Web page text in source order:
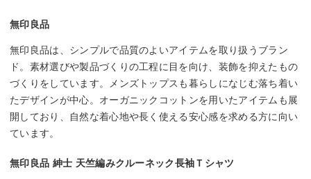
無印良品
無印良品は、シンプルで品質のよいアイテムを取り扱うブラン
ド。素材選びや製品づくりの工程に目を向け、装飾を抑えたもの
づくりをしています。メンズトップスも暮らしになじむ落ち着い
たデザインが中心。オーガニックコットンを用いたアイテムも展
開しており、自然な着心地や長く使える安心感を求める方に向い
ています。
無印良品 紳士 天竺編みクルーネック長袖Ｔシャツ